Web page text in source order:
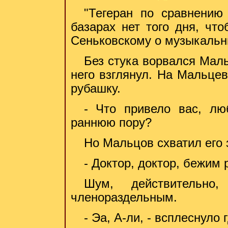
"Тегеран по
базарах нет того дня,
Сеньковскому о
Без стука ворвался
него взглянул. На
рубашку.
- Что привело вас,
раннюю пору?
Но Мальцов схватил его
- Доктор, доктор,
Шум,
членораздельным.
- Эа, А-ли, - всплеснуло